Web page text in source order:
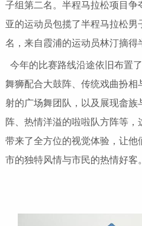
子组第二名。半程马拉松项目
亚的运动员包揽了半程马拉松
名，来自霞浦的运动员林汀摘得
今年的比赛路线沿途依旧布置
舞狮配合大鼓阵、传统戏曲扮相
射的广场舞团队，以及展现畲
阵、热情洋溢的啦啦队方阵等
带来了全方位的视觉体验，让
市的独特风情与市民的热情好客。